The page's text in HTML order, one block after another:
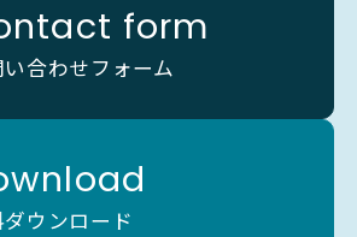
form
合わせフォーム
ウンロード